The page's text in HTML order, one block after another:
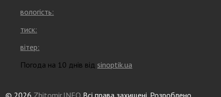
вологість:
тиск:
вітер:
Погода на 10 днів відsinoptik.ua